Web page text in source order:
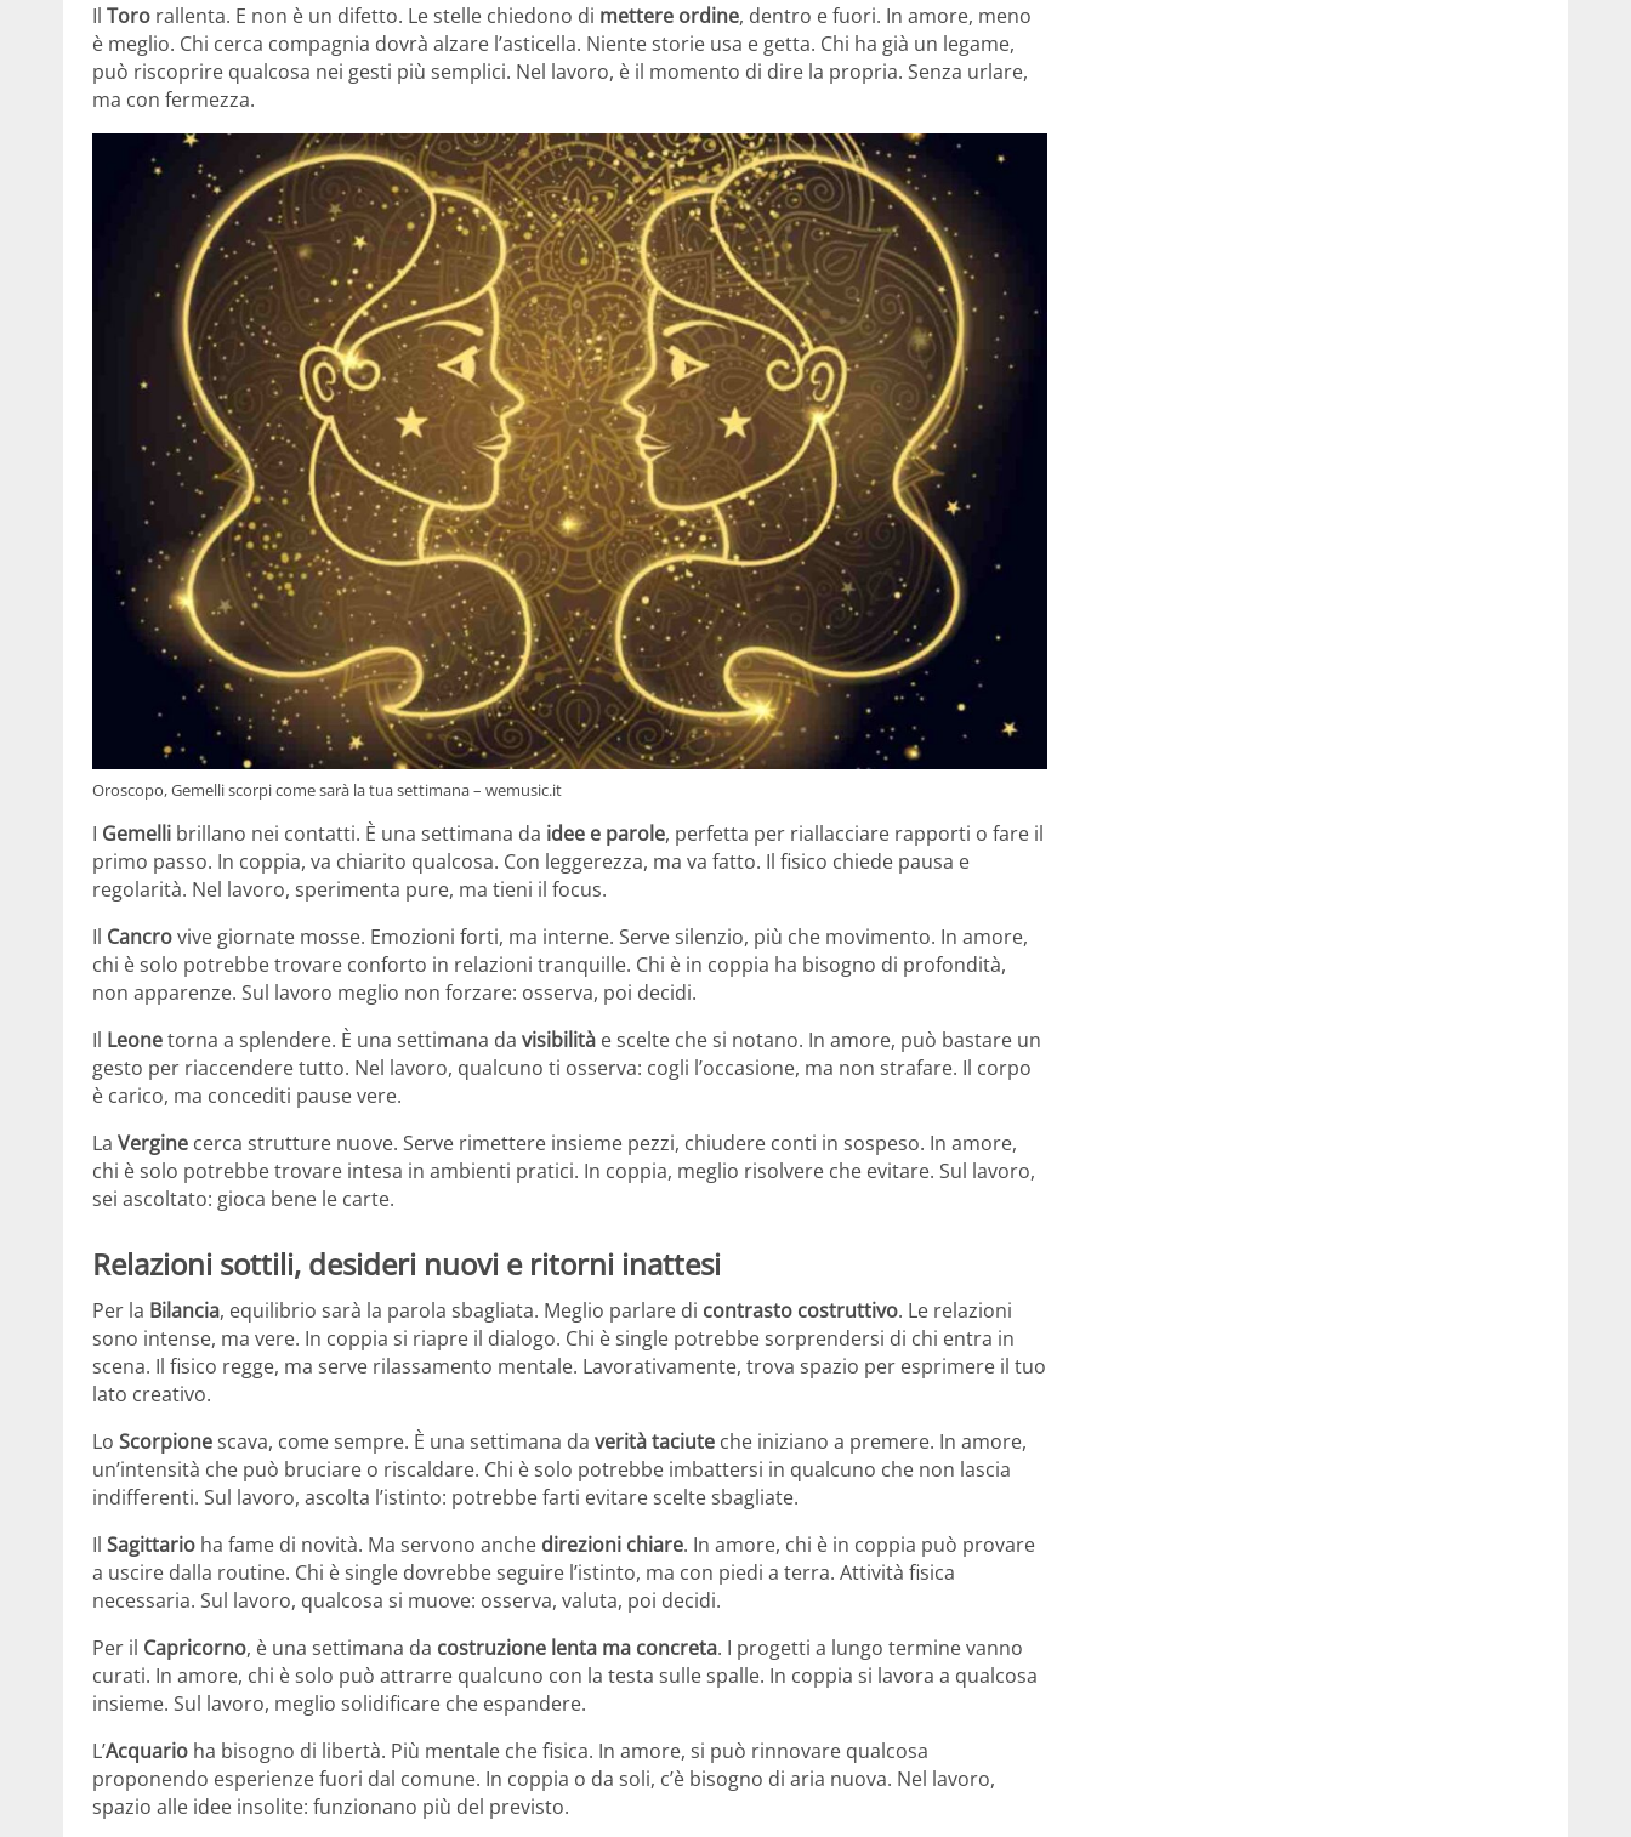
Il Toro rallenta. E non è un difetto. Le stelle chiedono di mettere ordine, dentro e fuori. In amore, meno
è meglio. Chi cerca compagnia dovrà alzare l’asticella. Niente storie usa e getta. Chi ha già un legame,
può riscoprire qualcosa nei gesti più semplici. Nel lavoro, è il momento di dire la propria. Senza urlare,
ma con fermezza.
Oroscopo, Gemelli scorpi come sarà la tua settimana – wemusic.it
I Gemelli brillano nei contatti. È una settimana da idee e parole, perfetta per riallacciare rapporti o fare il
primo passo. In coppia, va chiarito qualcosa. Con leggerezza, ma va fatto. Il fisico chiede pausa e
regolarità. Nel lavoro, sperimenta pure, ma tieni il focus.
Il Cancrovive giornate mosse. Emozioni forti, ma interne. Serve silenzio, più che movimento. In amore,
chi è solo potrebbe trovare conforto in relazioni tranquille. Chi è in coppia ha bisogno di profondità,
non apparenze. Sul lavoro meglio non forzare: osserva, poi decidi.
Il Leonetorna a splendere. È una settimana da visibilità e scelte che si notano. In amore, può bastare un
gesto per riaccendere tutto. Nel lavoro, qualcuno ti osserva: cogli l’occasione, ma non strafare. Il corpo
è carico, ma concediti pause vere.
La Vergine cerca strutture nuove. Serve rimettere insieme pezzi, chiudere conti in sospeso. In amore,
chi è solo potrebbe trovare intesa in ambienti pratici. In coppia, meglio risolvere che evitare. Sul lavoro,
sei ascoltato: gioca bene le carte.
Relazioni sottili, desideri nuovi e ritorni inattesi
Per la Bilancia, equilibrio sarà la parola sbagliata. Meglio parlare di contrasto costruttivo. Le relazioni
sono intense, ma vere. In coppia si riapre il dialogo. Chi è single potrebbe sorprendersi di chi entra in
scena. Il fisico regge, ma serve rilassamento mentale. Lavorativamente, trova spazio per esprimere il tuo
lato creativo.
Lo Scorpionescava, come sempre. È una settimana da verità taciute che iniziano a premere. In amore,
un’intensità che può bruciare o riscaldare. Chi è solo potrebbe imbattersi in qualcuno che non lascia
indifferenti. Sul lavoro, ascolta l’istinto: potrebbe farti evitare scelte sbagliate.
Il Sagittario ha fame di novità. Ma servono anche direzioni chiare. In amore, chi è in coppia può provare
a uscire dalla routine. Chi è single dovrebbe seguire l’istinto, ma con piedi a terra. Attività fisica
necessaria. Sul lavoro, qualcosa si muove: osserva, valuta, poi decidi.
Per il Capricorno, è una settimana da costruzione lenta ma concreta. I progetti a lungo termine vanno
curati. In amore, chi è solo può attrarre qualcuno con la testa sulle spalle. In coppia si lavora a qualcosa
insieme. Sul lavoro, meglio solidificare che espandere.
L’Acquario ha bisogno di libertà. Più mentale che fisica. In amore, si può rinnovare qualcosa
proponendo esperienze fuori dal comune. In coppia o da soli, c’è bisogno di aria nuova. Nel lavoro,
spazio alle idee insolite: funzionano più del previsto.